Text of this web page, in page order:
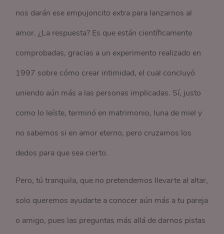
nos darán ese empujoncito extra para lanzarnos al
amor. ¿La respuesta? Es que están científicamente
comprobadas, gracias a un experimento realizado en
1997 sobre cómo crear intimidad, el cual concluyó
uniendo aún más a las personas implicadas. Sí, justo
como lo leíste, terminó en matrimonio, luna de miel y
no sabemos si en amor eterno, pero cruzamos los
dedos para que sea cierto.
Pero, tú tranquila, que no pretendemos llevarte al altar,
solo queremos ayudarte a conocer aún más a tu pareja
o amigo, pues las preguntas más allá de darnos pistas